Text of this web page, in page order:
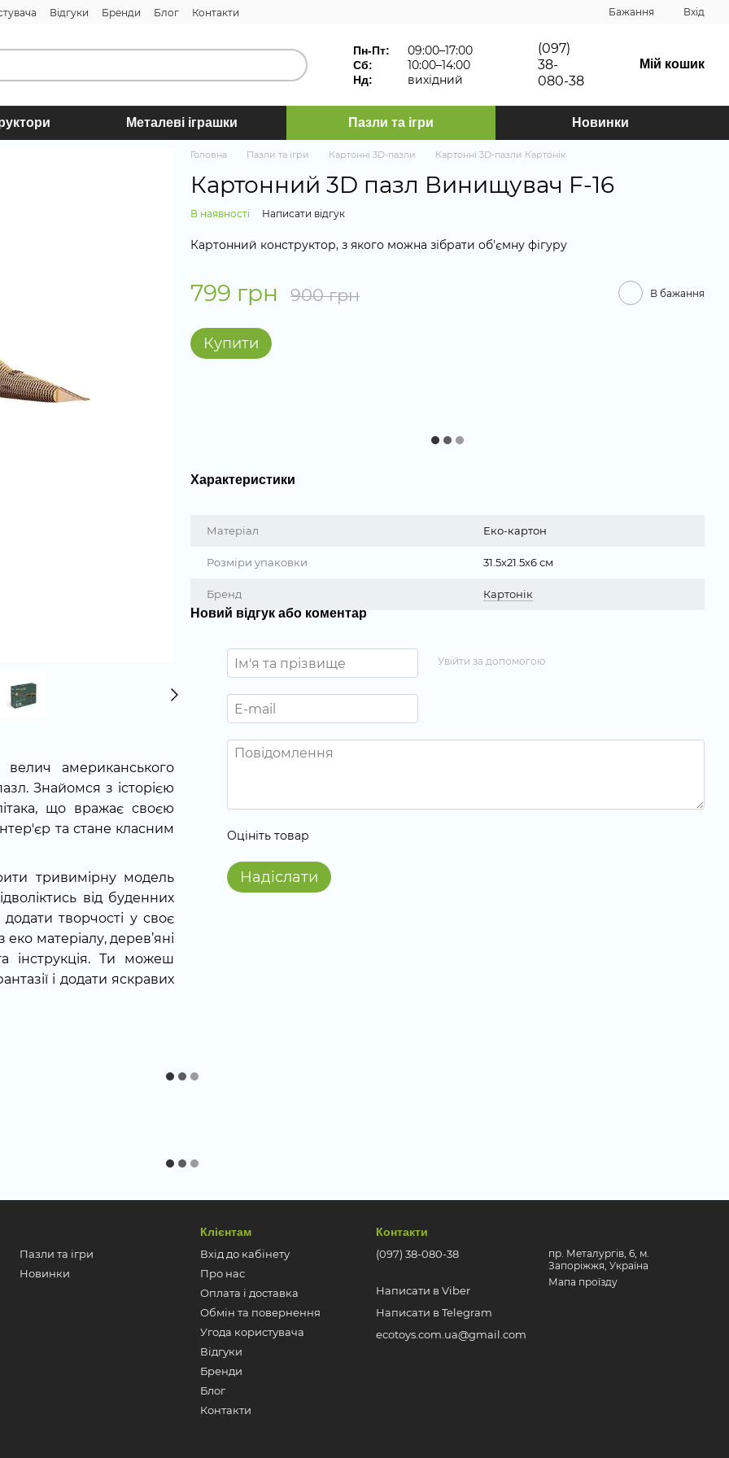
Відгуки Бренди Блог Контакти Бажання Вхід
Пн-Пт: 09:00–17:00
Сб: 10:00–14:00
Нд: вихідний
(097)
38-
080-38
Мій кошик
Металеві іграшки Пазли та ігри Новинки
американського
Знайомся з історією
що вражає своєю
та стане класним
тривимірну модель
від буденних
творчості у своє
матеріалу, дерев’яні
інструкція. Ти можеш
і додати яскравих
Головна Пазли та ігри Картонні 3D-пазли Картонні 3D-пазли Картонік
Картонний 3D пазл Винищувач F-16
В наявності Написати відгук
Картонний конструктор, з якого можна зібрати об'ємну фігуру
799 грн 900 грн В бажання
Купити
Характеристики
Матеріал Еко-картон
Розміри упаковки 31.5х21.5х6 см
Бренд Картонік
Новий відгук або коментар
Увійти за допомогою
Оцініть товар
Надіслати
Пазли та ігри
Новинки
Клієнтам
Вхід до кабінету
Про нас
Оплата і доставка
Обмін та повернення
Угода користувача
Відгуки
Бренди
Блог
Контакти
Контакти
(097) 38-080-38
Написати в Viber
Написати в Telegram
ecotoys.com.ua@gmail.com
пр. Металургів, 6, м.
Запоріжжя, Україна
Мапа проїзду